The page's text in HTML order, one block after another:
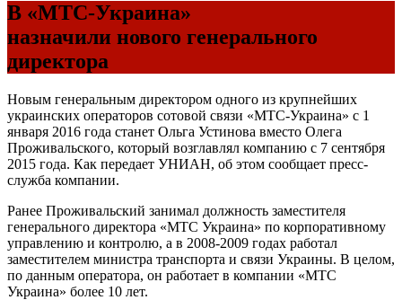
В «МТС-Украина»
назначили нового генерального
директора
Новым генеральным директором одного из крупнейших
украинских операторов сотовой связи «МТС-Украина» с 1
января 2016 года станет Ольга Устинова вместо Олега
Проживальского, который возглавлял компанию с 7 сентября
2015 года. Как передает УНИАН, об этом сообщает пресс-
служба компании.
Ранее Проживальский занимал должность заместителя
генерального директора «МТС Украина» по корпоративному
управлению и контролю, а в 2008-2009 годах работал
заместителем министра транспорта и связи Украины. В целом,
по данным оператора, он работает в компании «МТС
Украина» более 10 лет.